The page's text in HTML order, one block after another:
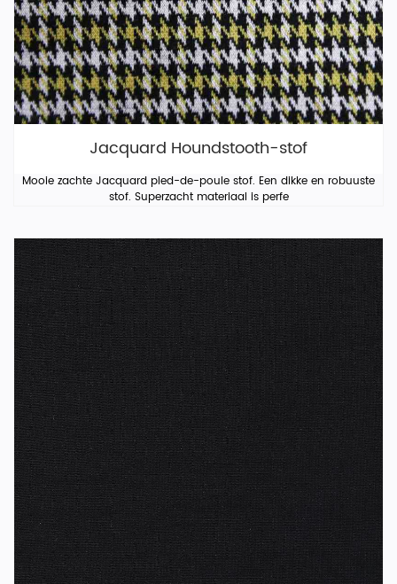
Jacquard Houndstooth-stof
Mooie zachte Jacquard pied-de-poule stof. Een dikke en robuuste
stof. Superzacht materiaal is perfe